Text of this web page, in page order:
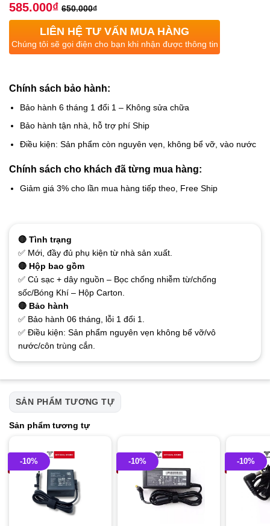
585.000₫ 650.000₫
LIÊN HỆ TƯ VẤN MUA HÀNG
Chúng tôi sẽ gọi điện cho bạn khi nhận được thông tin
Chính sách bảo hành:
Bảo hành 6 tháng 1 đổi 1 – Không sửa chữa
Bảo hành tận nhà, hỗ trợ phí Ship
Điều kiện: Sản phẩm còn nguyên vẹn, không bể vỡ, vào nước
Chính sách cho khách đã từng mua hàng:
Giảm giá 3% cho lần mua hàng tiếp theo, Free Ship
🔴 Tình trạng
✅ Mới, đầy đủ phụ kiện từ nhà sản xuất.
🔴 Hộp bao gồm
✅ Củ sạc + dây nguồn – Bọc chống nhiễm từ/chống
sốc/Bóng Khí – Hộp Carton.
🔴 Bảo hành
✅ Bảo hành 06 tháng, lỗi 1 đổi 1.
✅ Điều kiện: Sản phẩm nguyên vẹn không bể vỡ/vô
nước/côn trùng cắn.
SẢN PHẨM TƯƠNG TỰ
Sản phẩm tương tự
-10% -10% -10%